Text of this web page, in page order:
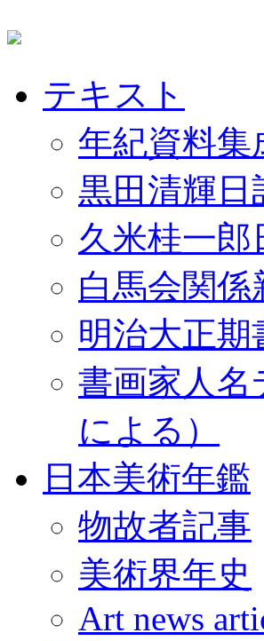
テキスト
年紀資料集
黒田清輝日
久米桂一郎
白馬会関係
明治大正
書画家人名
による）
日本美術年鑑
物故者記事
美術界年史
Art news